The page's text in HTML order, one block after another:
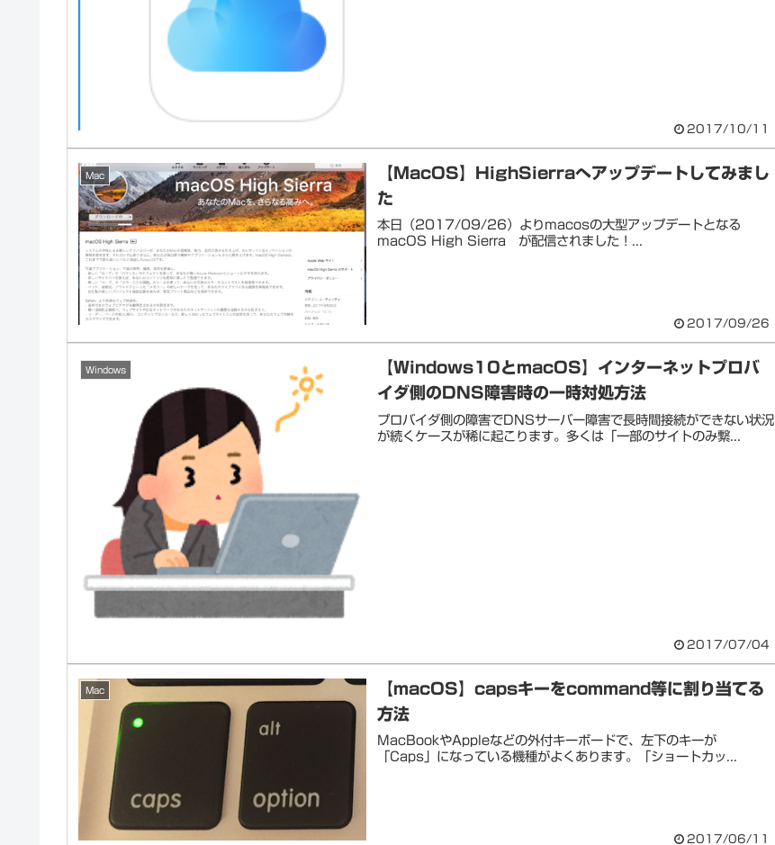
2017/10/11
Mac
【MacOS】HighSierraへアップデートしてみまし
た
本日（2017/09/26）よりmacosの大型アップデートとなる
macOS High Sierra が配信されました！...
2017/09/26
Windows
【Windows10とmacOS】インターネットプロバ
イダ側のDNS障害時の一時対処方法
プロバイダ側の障害でDNSサーバー障害で長時間接続ができない状況
が続くケースが稀に起こります。多くは「一部のサイトのみ繋...
2017/07/04
Mac
【macOS】capsキーをcommand等に割り当てる
方法
MacBookやAppleなどの外付キーボードで、左下のキーが
「Caps」になっている機種がよくあります。「ショートカッ...
2017/06/11